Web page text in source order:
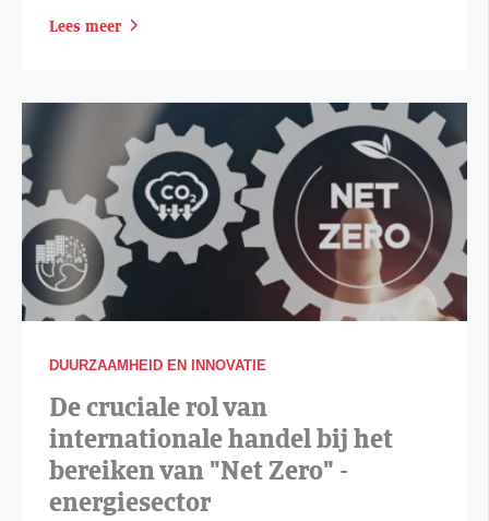
Lees meer
DUURZAAMHEID EN INNOVATIE
De cruciale rol van
internationale handel bij het
bereiken van "Net Zero" -
energiesector